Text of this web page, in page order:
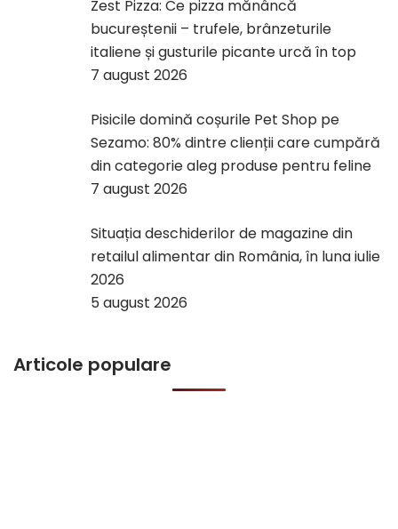
Zest Pizza: Ce pizza mănâncă
bucureștenii – trufele, brânzeturile
italiene și gusturile picante urcă în top
7 august 2026
Pisicile domină coșurile Pet Shop pe
Sezamo: 80% dintre clienții care cumpără
din categorie aleg produse pentru feline
7 august 2026
Situația deschiderilor de magazine din
retailul alimentar din România, în luna iulie
2026
5 august 2026
Articole populare